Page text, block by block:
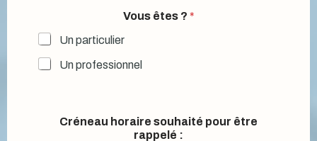
Vous êtes ? *
Un particulier
Un professionnel
Créneau horaire souhaité pour être
rappelé :